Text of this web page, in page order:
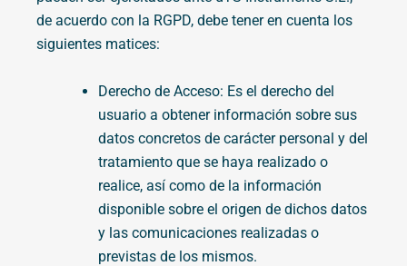
de acuerdo con la RGPD, debe tener en cuenta los
siguientes matices:
Derecho de Acceso: Es el derecho del
usuario a obtener información sobre sus
datos concretos de carácter personal y del
tratamiento que se haya realizado o
realice, así como de la información
disponible sobre el origen de dichos datos
y las comunicaciones realizadas o
previstas de los mismos.